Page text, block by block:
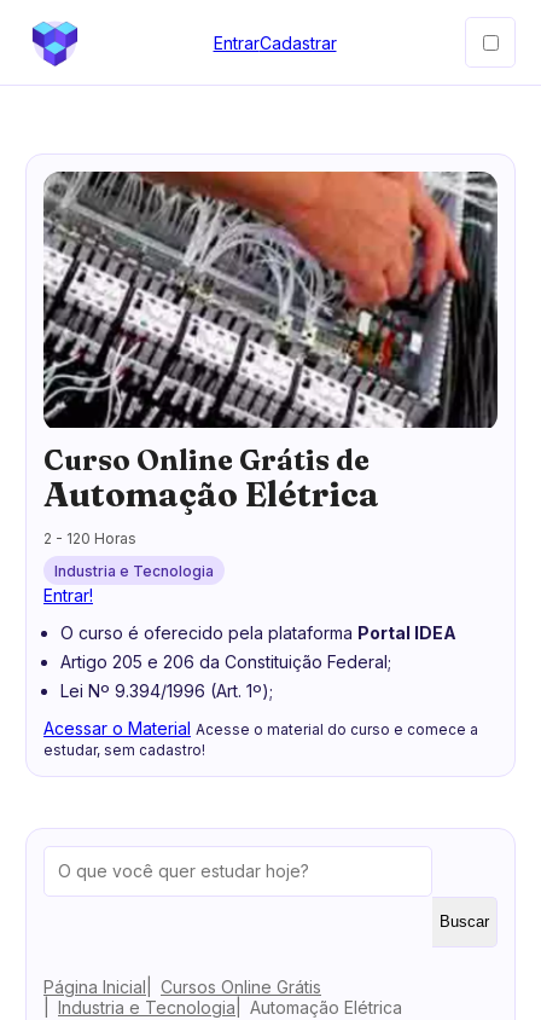
EntrarCadastrar
Curso Online Grátis de
Automação Elétrica
2 - 120 Horas
Industria e Tecnologia
Entrar!
O curso é oferecido pela plataforma Portal IDEA
Artigo 205 e 206 da Constituição Federal;
Lei Nº 9.394/1996 (Art. 1º);
Acessar o Material Acesse o material do curso e comece a
estudar, sem cadastro!
Buscar
Página Inicial
Cursos Online Grátis
Industria e Tecnologia
Automação Elétrica